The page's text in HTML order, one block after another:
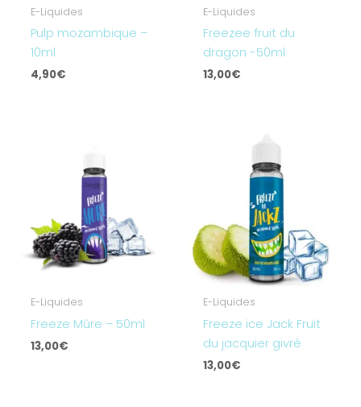
E-Liquides
Pulp mozambique –
10ml
4,90€
E-Liquides
Freezee fruit du
dragon -50ml
13,00€
E-Liquides
Freeze Mûre – 50ml
13,00€
E-Liquides
Freeze ice Jack Fruit
du jacquier givré
13,00€